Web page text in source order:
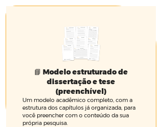
📘 Modelo estruturado de
dissertação e tese
(preenchível)
Um modelo acadêmico completo, com a
estrutura dos capítulos já organizada, para
você preencher com o conteúdo da sua
própria pesquisa.